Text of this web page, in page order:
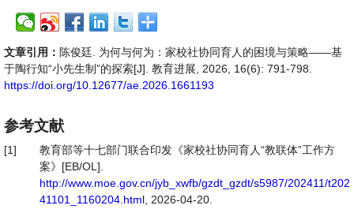
文章引用： 陈俊廷. 为何与何为：家校社协同育人的困境与策略——基
于陶行知“小先生制”的探索[J]. 教育进展, 2026, 16(6): 791-798.
https://doi.org/10.12677/ae.2026.1661193
参考文献
[1]
教育部等十七部门联合印发《家校社协同育人“教联体”工作方
案》[EB/OL].
http://www.moe.gov.cn/jyb_xwfb/gzdt_gzdt/s5987/202411/t202
41101_1160204.html , 2026-04-20.